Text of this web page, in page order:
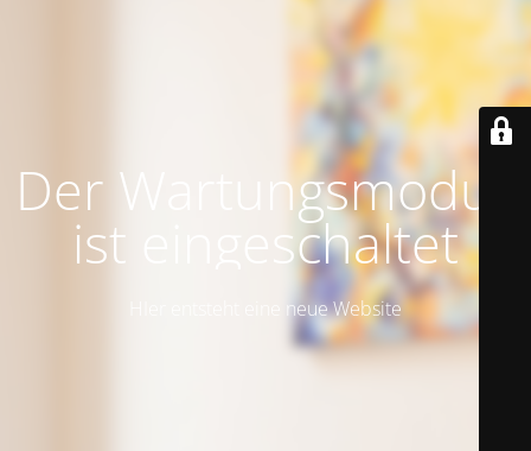
Der Wartungsmodus
ist eingeschaltet
HIer entsteht eine neue Website